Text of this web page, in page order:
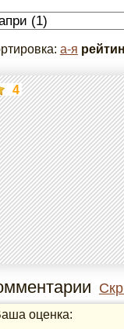
а-я
4
оценка: